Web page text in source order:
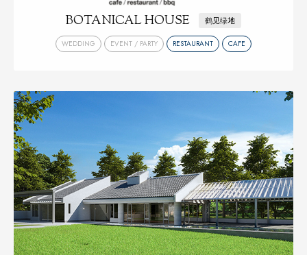
BOTANICAL HOUSE 鹤见绿地
WEDDING EVENT / PARTY RESTAURANT CAFE